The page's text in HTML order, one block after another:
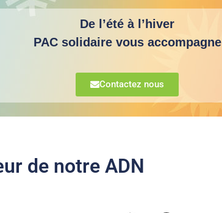
De l’été à l’hiver
PAC solidaire vous accompagne
Contactez nous
de notre ADN